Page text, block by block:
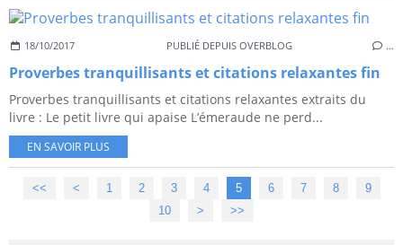
18/10/2017 PUBLIÉ DEPUIS OVERBLOG …
Proverbes tranquillisants et citations relaxantes fin
Proverbes tranquillisants et citations relaxantes extraits du
livre : Le petit livre qui apaise L’émeraude ne perd...
EN SAVOIR PLUS
<< < 1 2 3 4 5 6 7 8
9
10
> >>